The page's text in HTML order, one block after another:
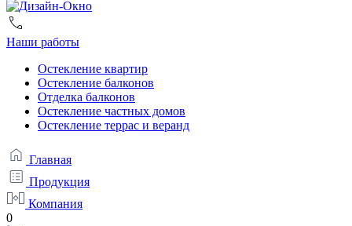
Наши работы
Остекление квартир
Остекление балконов
Отделка балконов
Остекление частных домов
Остекление террас и веранд
Главная
Продукция
Компания
0